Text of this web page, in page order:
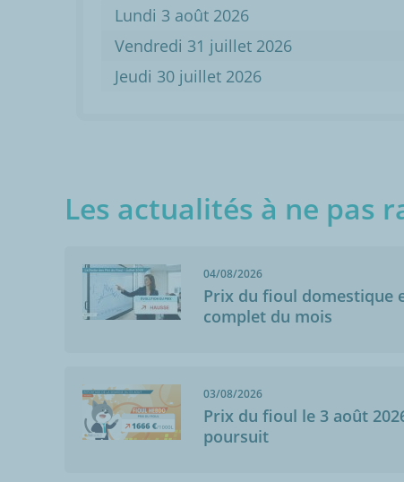
Lundi 3 août 2026
Vendredi 31 juillet 2026
Jeudi 30 juillet 2026
Les actualités à ne pas
04/08/2026
Prix du fioul domestique
complet du mois
03/08/2026
Prix du fioul le 3 août
poursuit